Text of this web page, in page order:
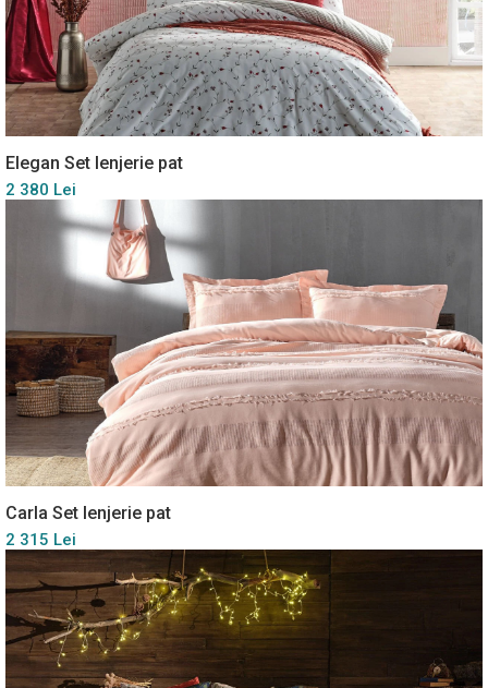
Elegan Set lenjerie pat
2 380 Lei
Carla Set lenjerie pat
2 315 Lei